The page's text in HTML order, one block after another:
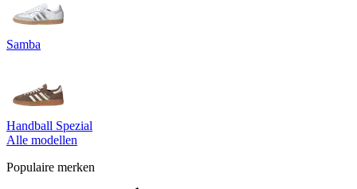
Samba
Handball Spezial
Alle modellen
Populaire merken